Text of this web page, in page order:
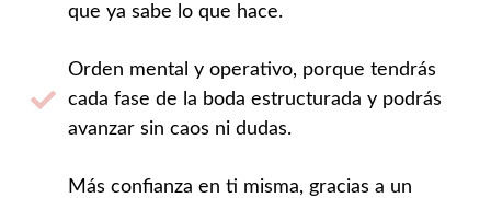
que ya sabe lo que hace.
Orden mental y operativo, porque tendrás
cada fase de la boda estructurada y podrás
avanzar sin caos ni dudas.
Más confianza en ti misma, gracias a un